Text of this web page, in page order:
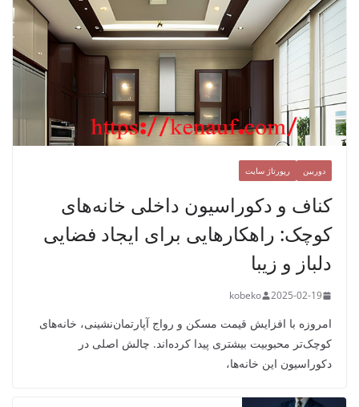
دوربین رپورتاژ سایت
کناف و دکوراسیون داخلی خانه‌های
کوچک: راهکارهایی برای ایجاد فضایی
دلباز و زیبا
2025-02-19
kobeko
امروزه با افزایش قیمت مسکن و رواج آپارتمان‌نشینی، خانه‌های
کوچک‌تر محبوبیت بیشتری پیدا کرده‌اند. چالش اصلی در
دکوراسیون این خانه‌ها،